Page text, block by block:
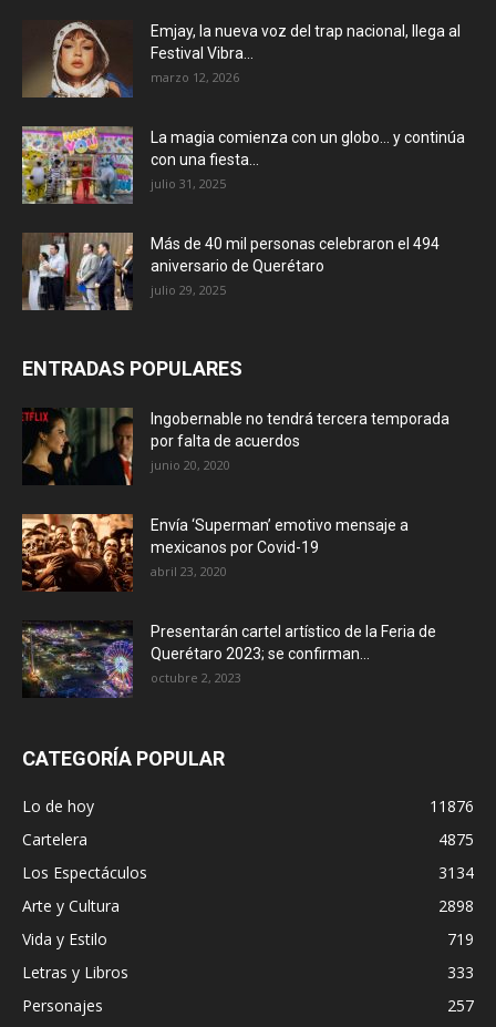
Emjay, la nueva voz del trap nacional, llega al
Festival Vibra...
marzo 12, 2026
La magia comienza con un globo… y continúa
con una fiesta...
julio 31, 2025
Más de 40 mil personas celebraron el 494
aniversario de Querétaro
julio 29, 2025
ENTRADAS POPULARES
Ingobernable no tendrá tercera temporada
por falta de acuerdos
junio 20, 2020
Envía ‘Superman’ emotivo mensaje a
mexicanos por Covid-19
abril 23, 2020
Presentarán cartel artístico de la Feria de
Querétaro 2023; se confirman...
octubre 2, 2023
CATEGORÍA POPULAR
Lo de hoy
11876
Cartelera
4875
Los Espectáculos
3134
Arte y Cultura
2898
Vida y Estilo
719
Letras y Libros
333
Personajes
257